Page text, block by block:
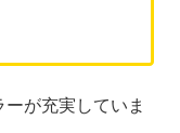
が充実していま